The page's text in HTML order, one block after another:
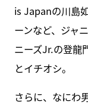
is Japanの川島
ーンなど、ジャ
ニーズJr.の登龍
とイチオシ。
さらに、なにわ